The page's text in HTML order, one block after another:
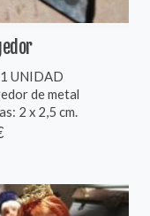
UNIDAD
de metal
2 x 2,5 cm.